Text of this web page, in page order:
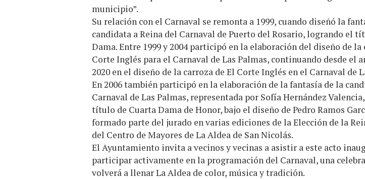
municipio”.
Su relación con el Carnaval se remonta a 1999, cuando diseñó la
candidata a Reina del Carnaval de Puerto del Rosario, logrando el
Dama. Entre 1999 y 2004 participó en la elaboración del diseño de la
Corte Inglés para el Carnaval de Las Palmas, continuando desde el
2020 en el diseño de la carroza de El Corte Inglés en el Carnaval de
En 2006 también participó en la elaboración de la fantasía de la
Carnaval de Las Palmas, representada por Sofía Hernández
título de Cuarta Dama de Honor, bajo el diseño de Pedro Ramos
formado parte del jurado en varias ediciones de la Elección de la
del Centro de Mayores de La Aldea de San Nicolás.
El Ayuntamiento invita a vecinos y vecinas a asistir a este acto
participar activamente en la programación del Carnaval, una
volverá a llenar La Aldea de color, música y tradición.